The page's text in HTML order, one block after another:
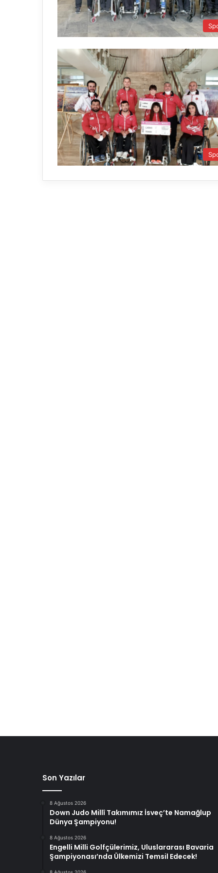
Son Yazılar
8 Ağustos 2026
Down Judo Millî Takımımız İsveç’te Namağlup
Dünya Şampiyonu!
8 Ağustos 2026
Engelli Milli Golfçülerimiz, Uluslararası Bavaria
Şampiyonası’nda Ülkemizi Temsil Edecek!